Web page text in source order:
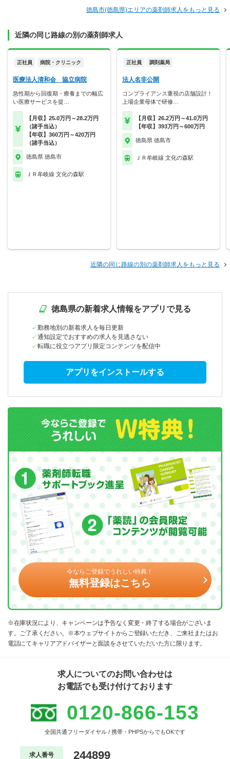
徳島市(徳島県)エリアの薬剤師求人をもっと見る
近隣の同じ路線の別の薬剤師求人
正社員 病院・クリニック
医療法人清和会 協立病院
急性期から回復期・療養までの幅広
い医療サービスを提…
【月収】25.0万円～28.2万円
（諸手当込）
【年収】360万円～420万円
（諸手当込）
徳島県 徳島市
ＪＲ牟岐線 文化の森駅
正社員 調剤薬局
法人名非公開
コンプライアンス重視の店舗設計！
上場企業母体で研修…
【月収】26.2万円～41.0万円
【年収】393万円～600万円
徳島県 徳島市
ＪＲ牟岐線 文化の森駅
近隣の同じ路線の別の薬剤師求人をもっと見る
徳島県の新着求人情報をアプリで見る
勤務地別の新着求人を毎日更新
通知設定でおすすめの求人を見逃さない
転職に役立つアプリ限定コンテンツを配信中
アプリをインストールする
今ならご登録でうれしい特典！
無料登録はこちら
※在庫状況により、キャンペーンは予告なく変更・終了する場合がございま
す。ご了承ください。※本ウェブサイトからご登録いただき、ご来社またはお
電話にてキャリアアドバイザーと面談をさせていただいた方に限ります。
求人についてのお問い合わせは
お電話でも受け付けております
0120-866-153
全国共通フリーダイヤル / 携帯・PHPSからでもOKです
求人番号 244899